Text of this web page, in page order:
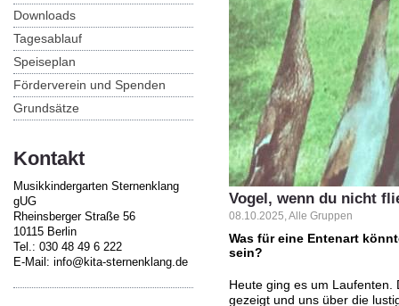
Downloads
Tagesablauf
Speiseplan
Förderverein und Spenden
Grundsätze
Kontakt
Musikkindergarten Sternenklang
gUG
Rheinsberger Straße 56
10115 Berlin
Tel.: 030 48 49 6 222
E-Mail: info@kita-sternenklang.de
Vogel, wenn du nicht
08.10.2025, Alle Gruppen
Was für eine Entenart
sein?
Heute ging es um Laufenten.
gezeigt und uns über die